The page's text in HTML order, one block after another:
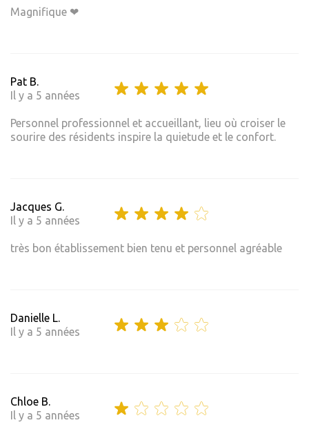
Magnifique ❤
Pat B.
Il y a 5 années
Personnel professionnel et accueillant, lieu où croiser le
sourire des résidents inspire la quietude et le confort.
Jacques G.
Il y a 5 années
très bon établissement bien tenu et personnel agréable
Danielle L.
Il y a 5 années
Chloe B.
Il y a 5 années